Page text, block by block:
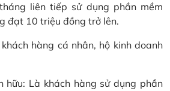
liên tiếp sử dụng phần mềm
đạt 10 triệu đồng trở lên.
hàng cá nhân, hộ kinh doanh
hữu: Là khách hàng sử dụng phần